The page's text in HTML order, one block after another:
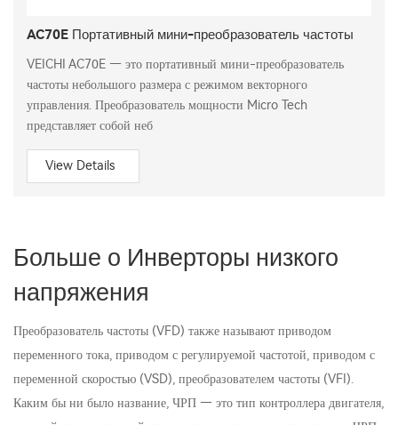
AC70E Портативный мини-преобразователь частоты
VEICHI AC70E — это портативный мини-преобразователь
частоты небольшого размера с режимом векторного
управления. Преобразователь мощности Micro Tech
представляет собой неб
View Details
Больше о Инверторы низкого
напряжения
Преобразователь частоты (VFD) также называют приводом
переменного тока, приводом с регулируемой частотой, приводом с
переменной скоростью (VSD), преобразователем частоты (VFI).
Каким бы ни было название, ЧРП — это тип контроллера двигателя,